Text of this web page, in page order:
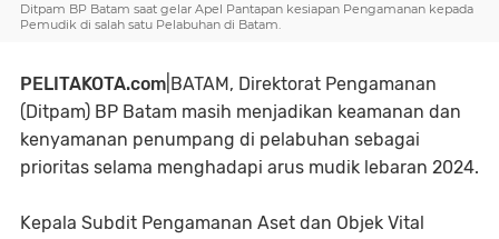
Ditpam BP Batam saat gelar Apel Pantapan kesiapan Pengamanan kepada
Pemudik di salah satu Pelabuhan di Batam.
PELITAKOTA.com |BATAM, Direktorat Pengamanan
(Ditpam) BP Batam masih menjadikan keamanan dan
kenyamanan penumpang di pelabuhan sebagai
prioritas selama menghadapi arus mudik lebaran 2024.
Kepala Subdit Pengamanan Aset dan Objek Vital